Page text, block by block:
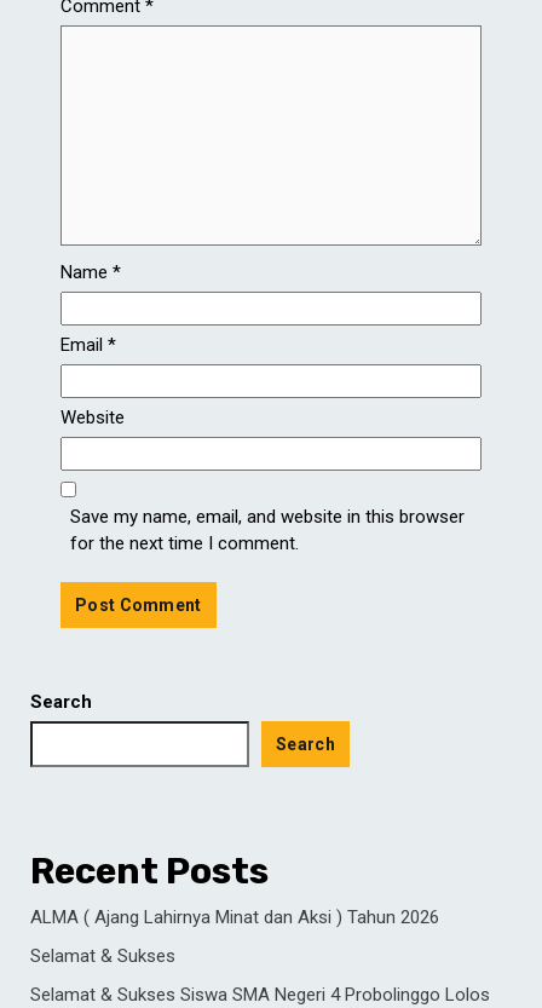
Comment *
Name *
Email *
Website
Save my name, email, and website in this browser
for the next time I comment.
Search
Search
Recent Posts
ALMA ( Ajang Lahirnya Minat dan Aksi ) Tahun 2026
Selamat & Sukses
Selamat & Sukses Siswa SMA Negeri 4 Probolinggo Lolos